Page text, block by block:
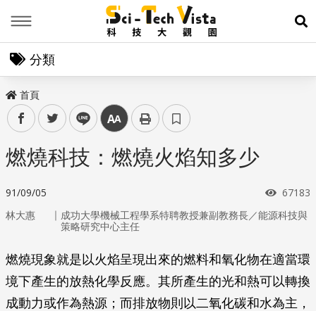
展
分類
首頁
facebooktwitter line 中
燃燒科技：燃燒火焰知多少
91/09/05 瀏覽次
67183
林大惠 ｜ 成功大學機械工程學系特聘教授兼副教務長／能源科技與
策略研究中心主任
燃燒現象就是以火焰呈現出來的燃料和氧化物在適當環
境下產生的放熱化學反應。其所產生的光和熱可以轉換
成動力或作為熱源；而排放物則以二氧化碳和水為主，